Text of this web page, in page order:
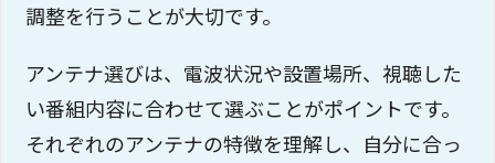
調整を行うことが大切です。
アンテナ選びは、電波状況や設置場所、視聴した
い番組内容に合わせて選ぶことがポイントです。
それぞれのアンテナの特徴を理解し、自分に合っ